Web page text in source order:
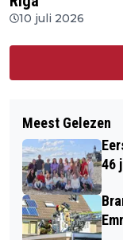
10 juli 2026
Meest Gelezen
46